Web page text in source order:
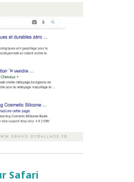
Safari